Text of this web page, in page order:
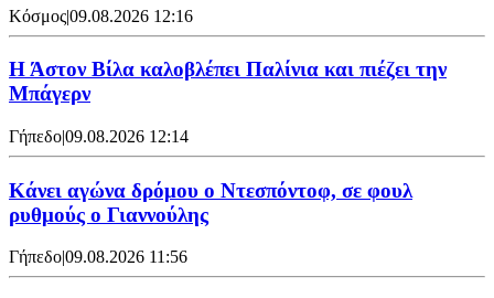
Κόσμος|09.08.2026 12:16
Η Άστον Βίλα καλοβλέπει Παλίνια και πιέζει την
Μπάγερν
Γήπεδο|09.08.2026 12:14
Kάνει αγώνα δρόμου ο Ντεσπόντοφ, σε φουλ
ρυθμούς ο Γιαννούλης
Γήπεδο|09.08.2026 11:56